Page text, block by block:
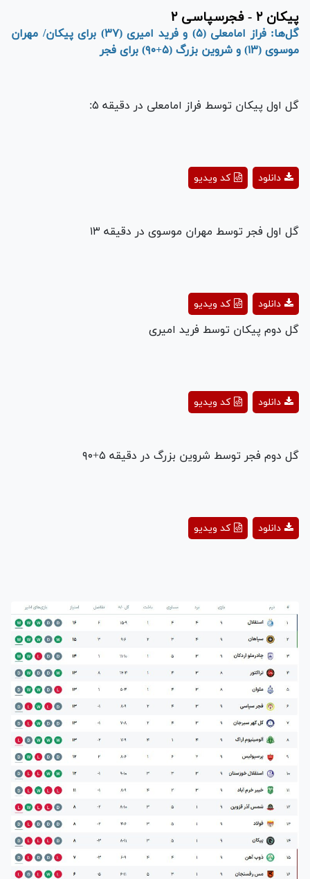
پیکان ۲ - فجرسپاسی ۲
گل‌ها: فراز امامعلی (۵) و فرید امیری (۳۷) برای پیکان/ مهران
موسوی (۱۳) و شروین بزرگ (۵+۹۰) برای فجر
گل اول پیکان توسط فراز امامعلی در دقیقه ۵:
Playکد ویدیو دانلود
گل اول فجر توسط مهران موسوی در دقیقه ۱۳
Play
Video
کد ویدیو دانلود
گل دوم پیکان توسط فرید امیری
Playکد ویدیو دانلود
گل دوم فجر توسط شروین بزرگ در دقیقه ۵+۹۰
Playکد ویدیو دانلود